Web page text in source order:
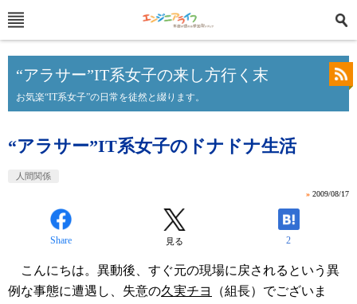
“アラサー”IT系女子の来し方行く末
お気楽“IT系女子”の日常を徒然と綴ります。
“アラサー”IT系女子のドナドナ生活
人間関係
» 2009/08/17
Share 見る 2
こんにちは。異動後、すぐ元の現場に戻されるという異
例な事態に遭遇し、失意の久実チヨ
（組長）でございま